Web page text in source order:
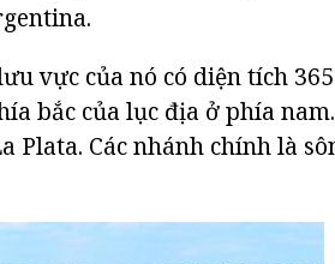
vực của nó có diện tích
bắc của lục địa ở phía
Plata. Các nhánh chính là